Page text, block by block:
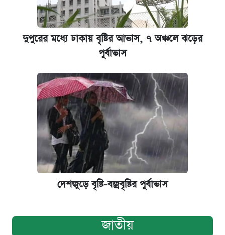
দুপুরের মধ্যে ঢাকায় বৃষ্টির আভাস, ৭ অঞ্চলে ঝড়ের
পূর্বাভাস
দেশজুড়ে বৃষ্টি-বজ্রবৃষ্টির পূর্বাভাস
জাতীয়